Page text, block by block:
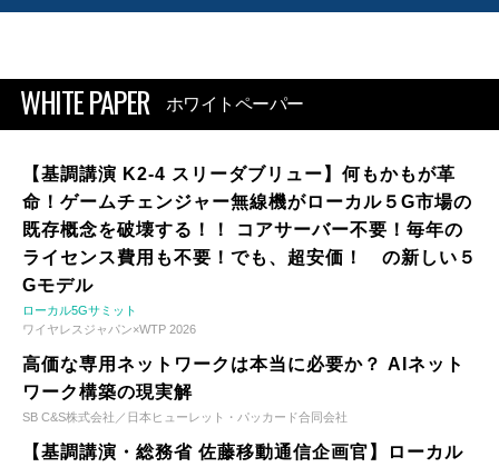
WHITE PAPER ホワイトペーパー
【基調講演 K2-4 スリーダブリュー】何もかもが革
命！ゲームチェンジャー無線機がローカル５G市場の
既存概念を破壊する！！ コアサーバー不要！毎年の
ライセンス費用も不要！でも、超安価！ の新しい５
Gモデル
ローカル5Gサミット
ワイヤレスジャパン×WTP 2026
高価な専用ネットワークは本当に必要か？ AIネット
ワーク構築の現実解
SB C&S株式会社／日本ヒューレット・パッカード合同会社
【基調講演・総務省 佐藤移動通信企画官】ローカル